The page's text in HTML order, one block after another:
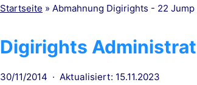
Startseite » Abmahnung Digirights - 22
Digirights
Veröffentlicht
30/11/2014 Aktualisiert: 15.11.2023